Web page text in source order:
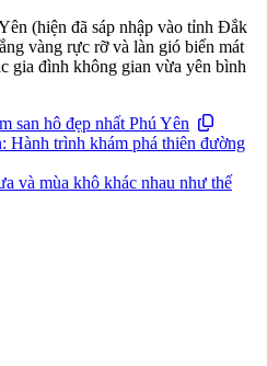
(hiện đã sáp nhập vào tỉnh Đắk
vàng rực rỡ và làn gió biển mát
gia đình không gian vừa yên bình
san hô đẹp nhất Phú Yên
Hành trình khám phá thiên đường
và mùa khô khác nhau như thế